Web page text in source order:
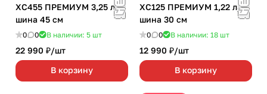
ХС455 ПРЕМИУМ 3,25 л/с
шина 45 см
0 0 В наличии: 5 шт
22 990 ₽/шт
В корзину
ХС125 ПРЕМИУМ 1,22 л/с
шина 30 см
0 0 В наличии: 18 шт
12 990 ₽/шт
В корзину